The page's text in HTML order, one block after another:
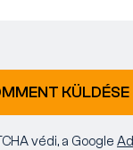
KÜLDÉSE
védi, a Google